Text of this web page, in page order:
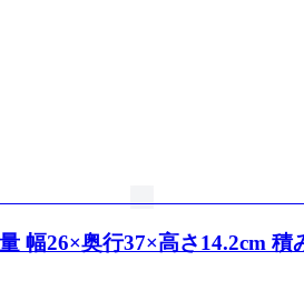
幅26×奥行37×高さ14.2cm